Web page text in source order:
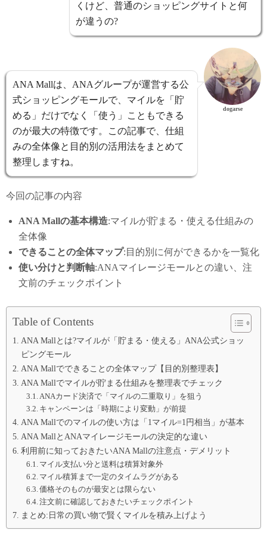
くけど、普通のショッピングサイトと何
が違うの?
ANA Mallは、ANAグループが運営する公
式ショッピングモールで、マイルを「貯
める」だけでなく「使う」こともできる
のが最大の特徴です。この記事で、仕組
みの全体像と目的別の活用法をまとめて
整理しますね。
dogarse
今回の記事の内容
ANA Mallの基本構造:マイルが貯まる・使える仕組みの
全体像
できることの全体マップ:目的別に何ができるかを一覧化
使い分けと判断軸:ANAマイレージモールとの違い、注
文前のチェックポイント
Table of Contents
ANA Mallとは?マイルが「貯まる・使える」ANA公式ショッ
ピングモール
ANA Mallでできることの全体マップ【目的別整理表】
ANA Mallでマイルが貯まる仕組みを整理表でチェック
ANAカード決済で「マイルの二重取り」を狙う
キャンペーンは「時期により変動」が前提
ANA Mallでのマイルの使い方は「1マイル=1円相当」が基本
ANA MallとANAマイレージモールの決定的な違い
利用前に知っておきたいANA Mallの注意点・デメリット
マイル支払い分と送料は積算対象外
マイル積算まで一定のタイムラグがある
価格そのものが最安とは限らない
注文前に確認しておきたいチェックポイント
まとめ:日常の買い物で賢くマイルを積み上げよう